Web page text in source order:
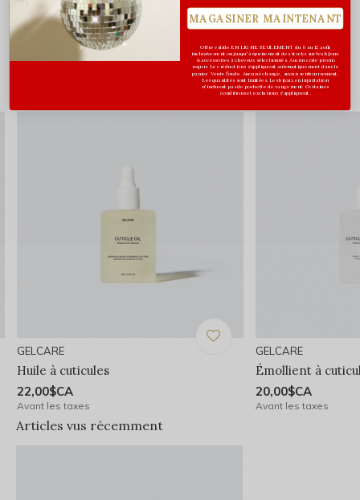
Évaluations
0/ 5
GELCARE
Huile à cuticules
22,00$CA
Avant les taxes
GELCARE
Émollient à
20,00$CA
Avant les taxes
Articles vus récemment
MAGASINER MAINTENANT
Offre valide EN LIGNE SEULEMENT du 6 au 12 août
inclusivement ou jusqu'à épuisement des stocks sur les bijoux
& accessoires à cheveux sélectionnés. Aucun code promo
requis. Les réductions s’appliquent automatiquement dans le
panier. Vente finale. Aucun échange, aucun remboursement.
Les quantités sont limitées. Les bijoux en liquidation
n'incluent pas de pochette de rangement. Certaines
conditions et exclusions s'appliquent.